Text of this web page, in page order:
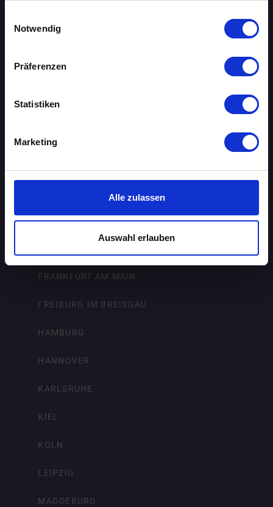
Notwendig
Präferenzen
Statistiken
Marketing
Alle zulassen
Auswahl erlauben
AACHEN
BIELEFELD
DRESDEN
FRANKFURT AM MAIN
FREIBURG IM BREISGAU
HAMBURG
HANNOVER
KARLSRUHE
KIEL
KÖLN
LEIPZIG
MAGDEBURG